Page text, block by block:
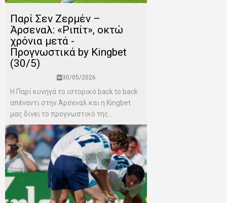
Παρί Σεν Ζερμέν –
Άρσεναλ: «Ριπίτ», οκτώ
χρόνια μετά -
Προγνωστικά by Kingbet
(30/5)
30/05/2026
Η Παρί κυνηγά το ιστορικό back to back
απέναντι στην Άρσεναλ και η Kingbet
μας δίνει το προγνωστικό της...